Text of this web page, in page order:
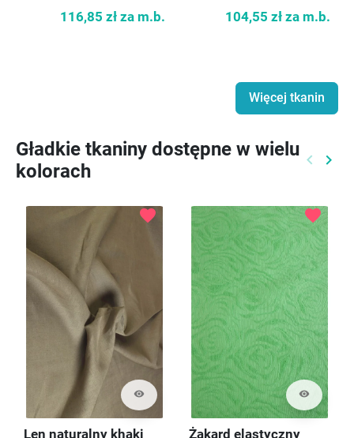
116,85 zł za m.b.
104,55 zł za m.b.
Więcej tkanin
Gładkie tkaniny dostępne w wielu
kolorach
keyboard_arrow_left keyboard_arrow_right
visibility
favorite
Len naturalny khaki
visibility
favorite
Żakard elastyczny